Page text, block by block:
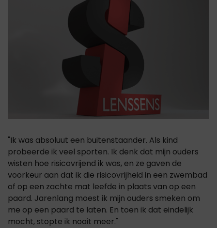
"Ik was absoluut een buitenstaander. Als kind
probeerde ik veel sporten. Ik denk dat mijn ouders
wisten hoe risicovrijend ik was, en ze gaven de
voorkeur aan dat ik die risicovrijheid in een zwembad
of op een zachte mat leefde in plaats van op een
paard. Jarenlang moest ik mijn ouders smeken om
me op een paard te laten. En toen ik dat eindelijk
mocht, stopte ik nooit meer."